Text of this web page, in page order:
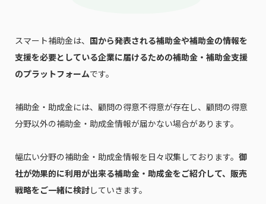
スマート補助金は、 国から発表される補助金や補助金の情報を
支援を必要としている企業に届けるための補助金・補助金支援
のプラットフォームです。
補助金・助成金には、顧問の得意不得意が存在し、顧問の得意
分野以外の補助金・助成金情報が届かない場合があります。
幅広い分野の補助金・助成金情報を日々収集しております。 御
社が効果的に利用が出来る補助金・助成金をご紹介して、販売
戦略をご一緒に検討していきます。